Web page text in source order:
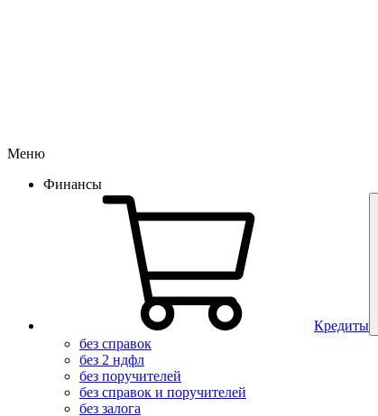
Меню
Финансы
Кредиты
без справок
без 2 ндфл
без поручителей
без справок и поручителей
без залога